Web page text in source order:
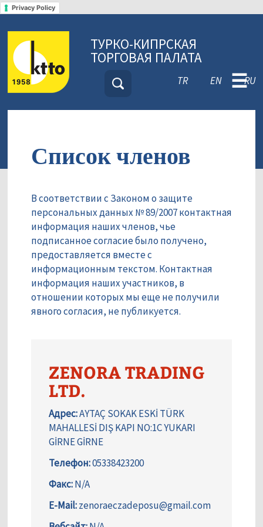
Privacy Policy
ТУРКО-КИПРСКАЯ
ТОРГОВАЯ ПАЛАТА
TR EN RU
☰
Список членов
В соответствии с Законом о защите
персональных данных № 89/2007 контактная
информация наших членов, чье
подписанное согласие было получено,
предоставляется вместе с
информационным текстом. Контактная
информация наших участников, в
отношении которых мы еще не получили
явного согласия, не публикуется.
ZENORA TRADING
LTD.
Адрес:AYTAÇ SOKAK ESKİ TÜRK
MAHALLESİ DIŞ KAPI NO:1C YUKARI
GİRNE GİRNE
Телефон:05338423200
Факс:N/A
E-Mail:zenoraeczadeposu@gmail.com